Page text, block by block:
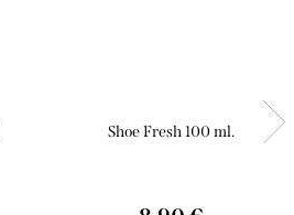
Shoe Fresh 100 ml.